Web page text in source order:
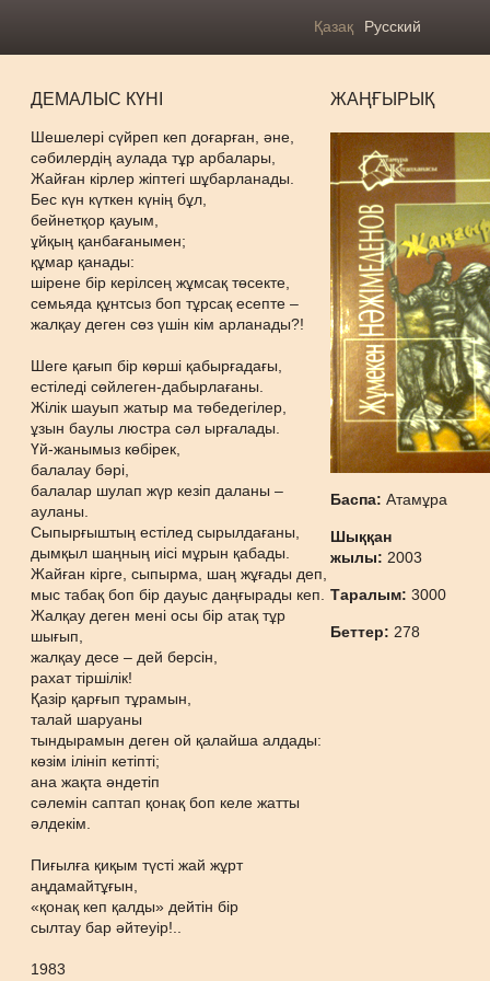
Қазақ Русский
ДЕМАЛЫС КҮНІ
Шешелері сүйреп кеп доғарған, әне,
сәбилердің аулада тұр арбалары,
Жайған кірлер жіптегі шұбарланады.
Бес күн күткен күнің бұл,
бейнетқор қауым,
ұйқың қанбағанымен;
құмар қанады:
шірене бір керілсең жұмсақ төсекте,
семьяда құнтсыз боп тұрсақ есепте –
жалқау деген сөз үшін кім арланады?!
Шеге қағып бір көрші қабырғадағы,
естіледі сөйлеген-дабырлағаны.
Жілік шауып жатыр ма төбедегілер,
ұзын баулы люстра сәл ырғалады.
Үй-жанымыз көбірек,
балалау бәрі,
балалар шулап жүр кезіп даланы –
ауланы.
Сыпырғыштың естілед сырылдағаны,
дымқыл шаңның иісі мұрын қабады.
Жайған кірге, сыпырма, шаң жұғады деп,
мыс табақ боп бір дауыс даңғырады кеп.
Жалқау деген мені осы бір атақ тұр
шығып,
жалқау десе – дей берсін,
рахат тіршілік!
Қазір қарғып тұрамын,
талай шаруаны
тындырамын деген ой қалайша алдады:
көзім ілініп кетіпті;
ана жақта әндетіп
сәлемін саптап қонақ боп келе жатты
әлдекім.
Пиғылға қиқым түсті жай жұрт
аңдамайтұғын,
«қонақ кеп қалды» дейтін бір
сылтау бар әйтеуір!..
1983
ЖАҢҒЫРЫҚ
Баспа:Атамұра
Шыққан
жылы: 2003
Таралым:3000
Беттер: 278